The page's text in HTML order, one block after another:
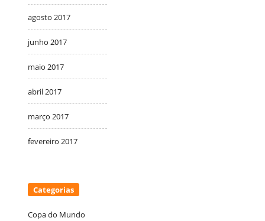
agosto 2017
junho 2017
maio 2017
abril 2017
março 2017
fevereiro 2017
Categorias
Copa do Mundo